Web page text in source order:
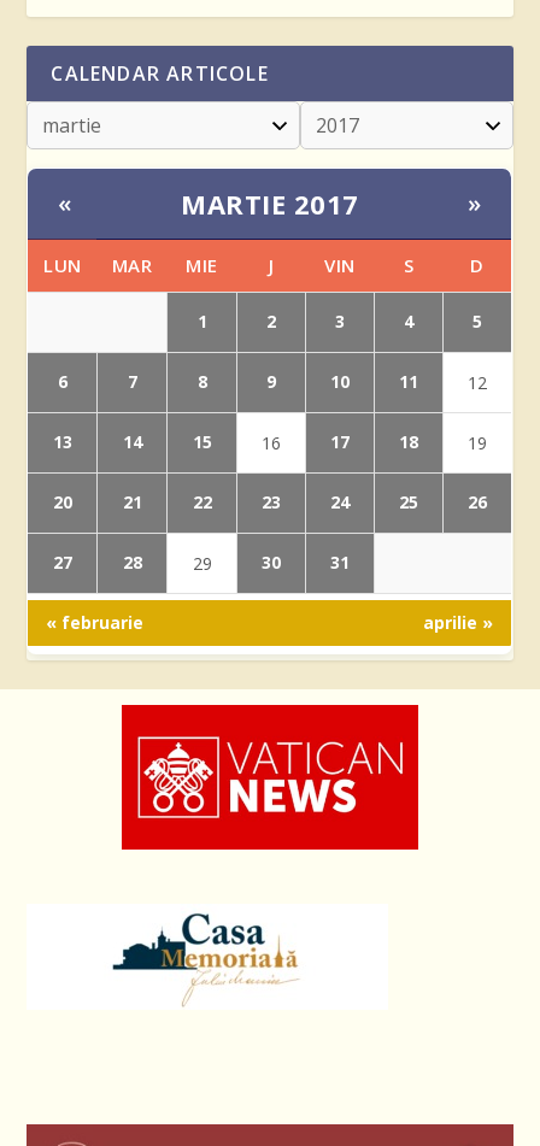
CALENDAR ARTICOLE
« MARTIE 2017 »
LUN MAR MIE J VIN S D
1 2 3 4 5
6 7 8 9 10 11 12
13 14 15 16 17 18 19
20 21 22 23 24 25 26
27 28 29 30 31
« februarie aprilie »